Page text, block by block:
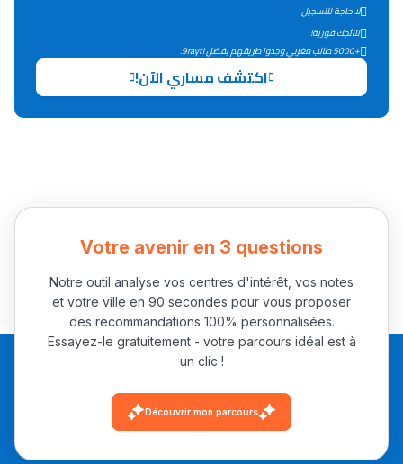
التعليم الثانوي التأهيلي
Collège au Maroc
Interviews/Vidéos
+ de 89 Interviews/Vidéos
لا حاجة للتسجيل
نتائجك فورية!
+5000 طالب مغربي وجدوا طريقهم بفضل 9rayti.
اكتشف مساري الآن!
Votre avenir en 3 questions
Notre outil analyse vos centres d'intérêt, vos notes
et votre ville en 90 secondes pour vous proposer
des recommandations 100% personnalisées.
Essayez-le gratuitement - votre parcours idéal est à
un clic !
Découvrir mon parcours